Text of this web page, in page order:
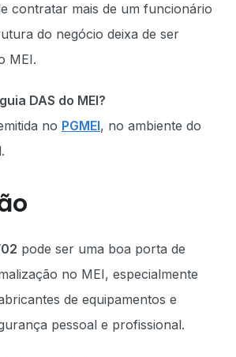
contratar mais de um funcionário
do negócio deixa de ser
MEI.
DAS do MEI?
no PGMEI, no ambiente do
pode ser uma boa porta de
no MEI, especialmente
de equipamentos e
pessoal e profissional.